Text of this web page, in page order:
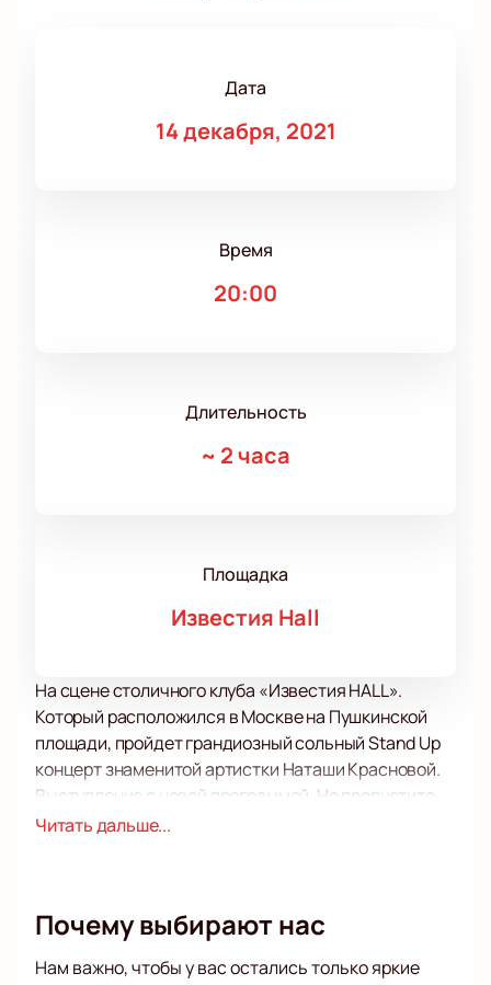
Дата
14 декабря, 2021
Время
20:00
Длительность
~ 2 часа
Площадка
Известия Hall
На сцене столичного клуба «Известия HALL».
Который расположился в Москве на Пушкинской
площади, пройдет грандиозный сольный Stand Up
концерт знаменитой артистки Наташи Красновой.
Выступление с новой программой. Не пропустите
такое запоминающееся зрелище!
современную и требовательную публику. Концерт
буквальном смысле целый спектакль, построенный
Читать дальше...
Почему выбирают нас
Нам важно, чтобы у вас остались только яркие